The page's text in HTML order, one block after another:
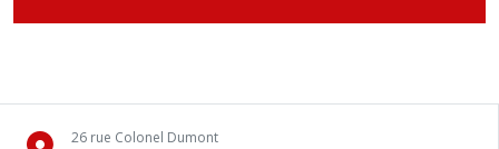
26 rue Colonel Dumont